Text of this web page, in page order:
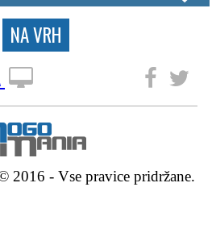
NA VRH
2016 - Vse pravice pridržane.